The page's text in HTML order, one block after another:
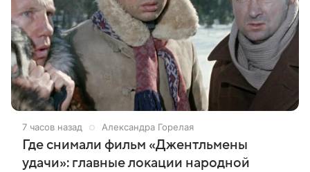
7 часов назад Александра Горелая
Где снимали фильм «Джентльмены
удачи»: главные локации народной